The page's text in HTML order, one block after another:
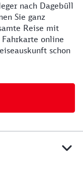
nach Dagebüll
Sie ganz
Reise mit
Fahrkarte online
schon